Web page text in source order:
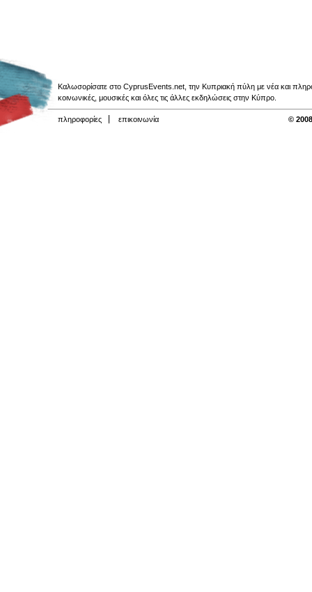
Καλωσορίσατε στο CyprusEvents.net, την Κυπριακή πύλη με νέα και
κοινωνικές, μουσικές και όλες τις άλλες εκδηλώσεις στην Κύπρο.
πληροφορίες επικοινωνία ©